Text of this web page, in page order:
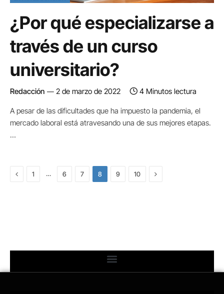
¿Por qué especializarse a
través de un curso
universitario?
Redacción 2 de marzo de 2022 4 Minutos lectura
A pesar de las dificultades que ha impuesto la pandemia, el
mercado laboral está atravesando una de sus mejores etapas.
…
Previous
1 … 6 7 8 9 10 Next